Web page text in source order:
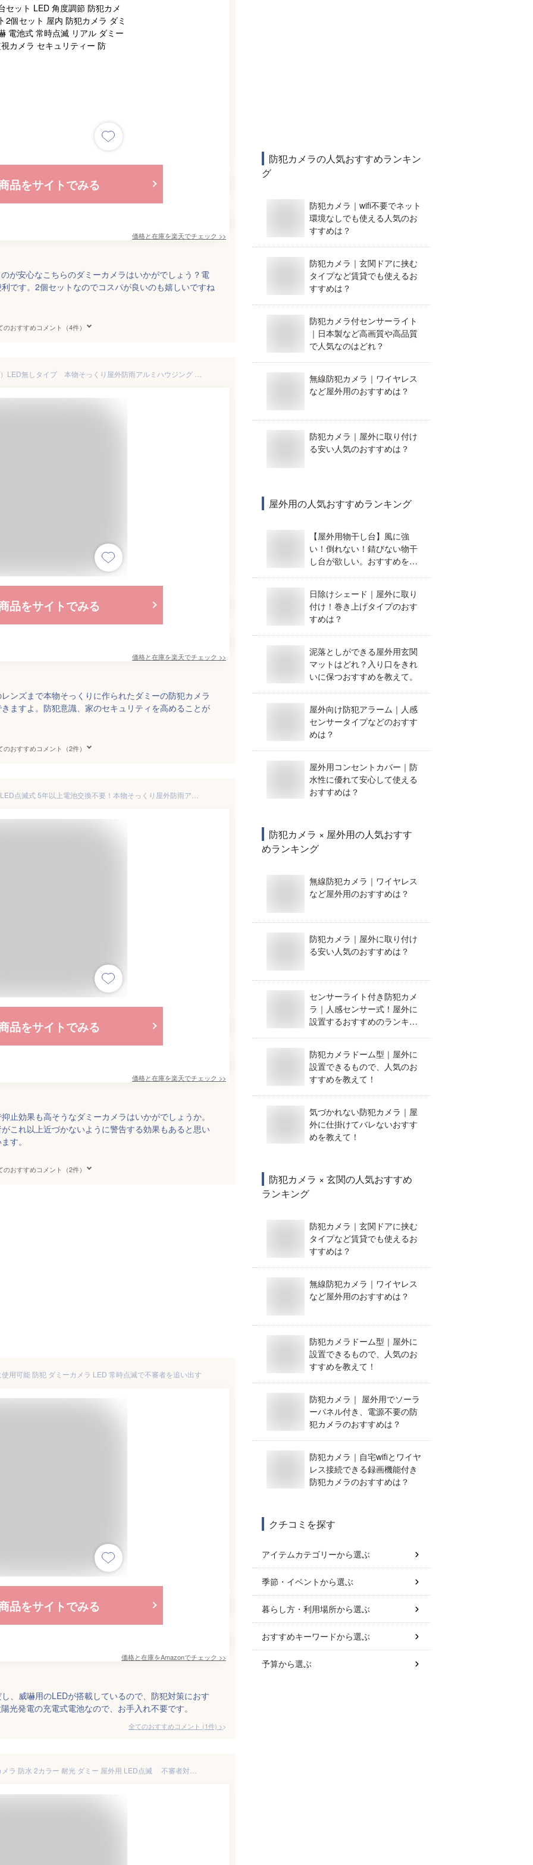
品をサイトでみる
価格と在庫を楽天でチェック >>
が安心なこちらのダミーカメラはいかがでしょう？電
です。2個セットなのでコスパが良いのも嬉しいですね
のおすすめコメント（4件）
品をサイトでみる
価格と在庫を楽天でチェック >>
ンズまで本物そっくりに作られたダミーの防犯カメラ
ますよ。防犯意識、家のセキュリティを高めることが
のおすすめコメント（2件）
品をサイトでみる
価格と在庫を楽天でチェック >>
止効果も高そうなダミーカメラはいかがでしょうか。
これ以上近づかないように警告する効果もあると思い
す。
のおすすめコメント（2件）
用可能 防犯 ダミーカメラ LED 常時点滅で不審者を追い出す
品をサイトでみる
価格と在庫をAmazonでチェック >>
、威嚇用のLEDが搭載しているので、防犯対策におす
光発電の充電式電池なので、お手入れ不要です。
全てのおすすめコメント (1件) >
防犯カメラの人気おすすめランキン
グ
防犯カメラ｜wifi不要でネット
環境なしでも使える人気のお
すすめは？
防犯カメラ｜玄関ドアに挟む
タイプなど賃貸でも使えるお
すすめは？
防犯カメラ付センサーライト
｜日本製など高画質や高品質
で人気なのはどれ？
無線防犯カメラ｜ワイヤレス
など屋外用のおすすめは？
防犯カメラ｜屋外に取り付け
る安い人気のおすすめは？
屋外用の人気おすすめランキング
【屋外用物干し台】風に強
い！倒れない！錆びない物干
し台が欲しい。おすすめを教
日除けシェード｜屋外に取り
付け！巻き上げタイプのおす
すめは？
泥落としができる屋外用玄関
マットはどれ？入り口をきれ
いに保つおすすめを教えて。
屋外向け防犯アラーム｜人感
センサータイプなどのおすす
めは？
屋外用コンセントカバー｜防
水性に優れて安心して使える
おすすめは？
防犯カメラ × 屋外用の人気おすす
めランキング
無線防犯カメラ｜ワイヤレス
など屋外用のおすすめは？
防犯カメラ｜屋外に取り付け
る安い人気のおすすめは？
センサーライト付き防犯カメ
ラ｜人感センサー式！屋外に
設置するおすすめのランキン
防犯カメラドーム型｜屋外に
設置できるもので、人気のお
すすめを教えて！
気づかれない防犯カメラ｜屋
外に仕掛けてバレないおすす
めを教えて！
防犯カメラ × 玄関の人気おすすめ
ランキング
防犯カメラ｜玄関ドアに挟む
タイプなど賃貸でも使えるお
すすめは？
無線防犯カメラ｜ワイヤレス
など屋外用のおすすめは？
防犯カメラドーム型｜屋外に
設置できるもので、人気のお
すすめを教えて！
防犯カメラ｜ 屋外用でソーラ
ーパネル付き、電源不要の防
犯カメラのおすすめは？
防犯カメラ｜自宅wifiとワイヤ
レス接続できる録画機能付き
防犯カメラのおすすめは？
クチコミを探す
アイテムカテゴリーから選ぶ
季節・イベントから選ぶ
暮らし方・利用場所から選ぶ
おすすめキーワードから選ぶ
予算から選ぶ